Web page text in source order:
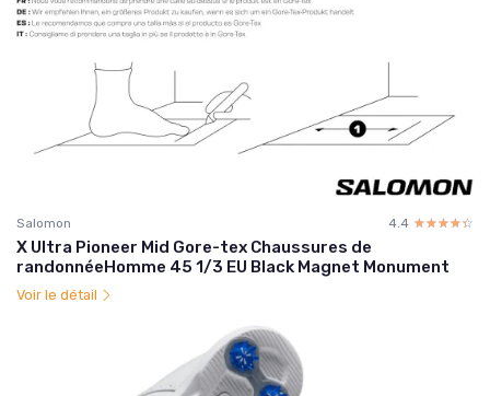
Salomon 4.4 ☆☆☆☆☆
★★★★★
X Ultra Pioneer Mid Gore-tex Chaussures de
randonnéeHomme 45 1/3 EU Black Magnet Monument
Voir le détail